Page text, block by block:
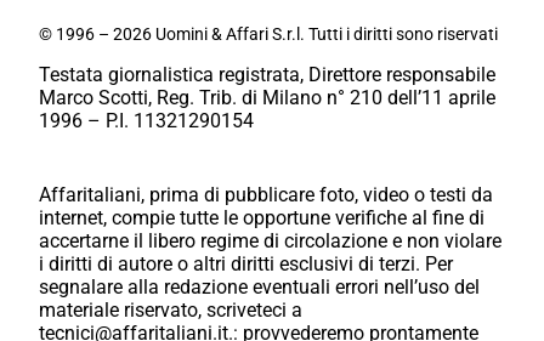
© 1996 – 2026 Uomini & Affari S.r.l. Tutti i diritti sono riservati
Testata giornalistica registrata, Direttore responsabile
Marco Scotti, Reg. Trib. di Milano n° 210 dell’11 aprile
1996 – P.I. 11321290154
Affaritaliani, prima di pubblicare foto, video o testi da
internet, compie tutte le opportune verifiche al fine di
accertarne il libero regime di circolazione e non violare
i diritti di autore o altri diritti esclusivi di terzi. Per
segnalare alla redazione eventuali errori nell’uso del
materiale riservato, scriveteci a
tecnici@affaritaliani.it.: provvederemo prontamente